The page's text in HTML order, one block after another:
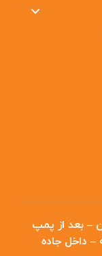
– بعد از پمپ
داخل جاده